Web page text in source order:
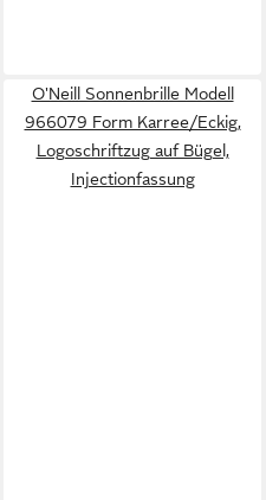
O'Neill Sonnenbrille Modell
966079 Form Karree/Eckig,
Logoschriftzug auf Bügel,
Injectionfassung